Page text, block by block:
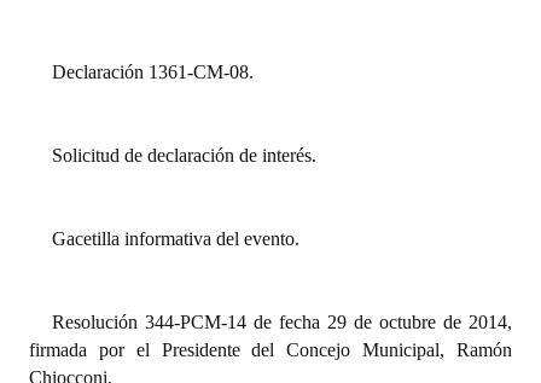
Proyectos Presentados
Informes de Unidad Coordinadora
Actas de Audiencias Públicas
Declaración 1361-CM-08.
Solicitud de declaración de interés.
Gacetilla informativa del evento.
Resolución 344-PCM-14 de fecha 29 de octubre de 2014,
firmada por el Presidente del Concejo Municipal, Ramón
Chiocconi.